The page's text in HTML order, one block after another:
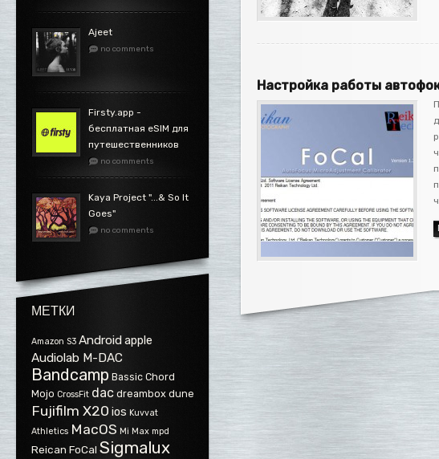
Ajeet
no comments
Firsty.app -
бесплатная eSIM для
путешественников
no comments
Kaya Project ".​.​.​& So It
Goes"
no comments
МЕТКИ
Amazon S3 Androidapple
Audiolab M-DAC
Bandcamp Bassic Chord
Mojo CrossFit dac dreambox dune
Fujifilm X20 ios Kuvvat
Athletics MacOS Mi Max mpd
Reican FoCal Sigmalux
Настройка работы